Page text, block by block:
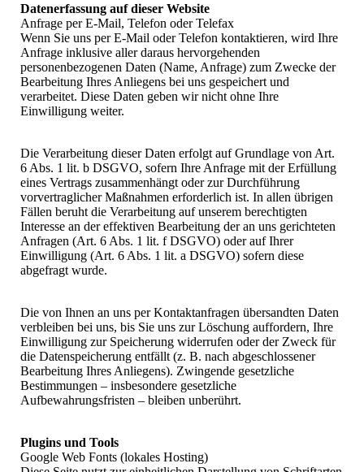
Datenerfassung auf dieser Website
Anfrage per E-Mail, Telefon oder Telefax
Wenn Sie uns per E-Mail oder Telefon kontaktieren, wird Ihre
Anfrage inklusive aller daraus hervorgehenden
personenbezogenen Daten (Name, Anfrage) zum Zwecke der
Bearbeitung Ihres Anliegens bei uns gespeichert und
verarbeitet. Diese Daten geben wir nicht ohne Ihre
Einwilligung weiter.
Die Verarbeitung dieser Daten erfolgt auf Grundlage von Art.
6 Abs. 1 lit. b DSGVO, sofern Ihre Anfrage mit der Erfüllung
eines Vertrags zusammenhängt oder zur Durchführung
vorvertraglicher Maßnahmen erforderlich ist. In allen übrigen
Fällen beruht die Verarbeitung auf unserem berechtigten
Interesse an der effektiven Bearbeitung der an uns gerichteten
Anfragen (Art. 6 Abs. 1 lit. f DSGVO) oder auf Ihrer
Einwilligung (Art. 6 Abs. 1 lit. a DSGVO) sofern diese
abgefragt wurde.
Die von Ihnen an uns per Kontaktanfragen übersandten Daten
verbleiben bei uns, bis Sie uns zur Löschung auffordern, Ihre
Einwilligung zur Speicherung widerrufen oder der Zweck für
die Datenspeicherung entfällt (z. B. nach abgeschlossener
Bearbeitung Ihres Anliegens). Zwingende gesetzliche
Bestimmungen – insbesondere gesetzliche
Aufbewahrungsfristen – bleiben unberührt.
Plugins und Tools
Google Web Fonts (lokales Hosting)